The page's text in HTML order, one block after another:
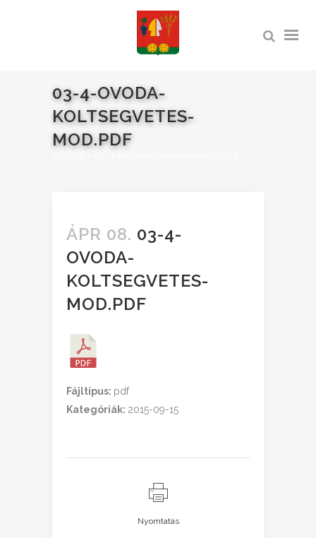
03-4-OVODA-
KOLTSEGVETES-
MOD.PDF
ÁPR 08. 03-4-
OVODA-
KOLTSEGVETES-
MOD.PDF
Fájltípus: pdf
Kategóriák: 2015-09-15
Nyomtatás